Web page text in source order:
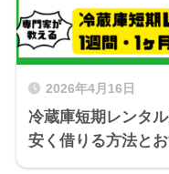
2026年4月16日
冷蔵庫短期レンタ
安く借りる方法と